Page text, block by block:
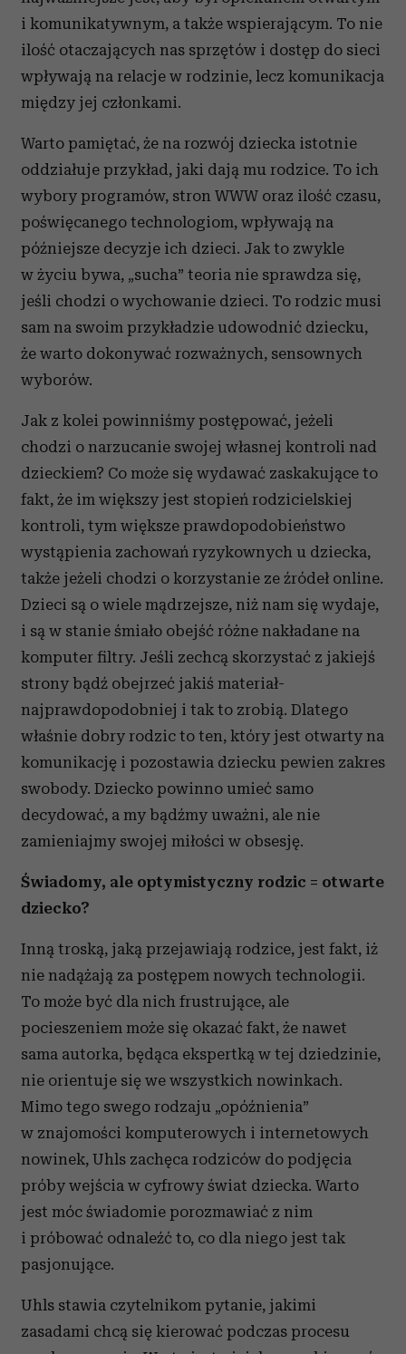
i komunikatywnym, a także wspierającym. To nie
ilość otaczających nas sprzętów i dostęp do sieci
wpływają na relacje w rodzinie, lecz komunikacja
między jej członkami.
Warto pamiętać, że na rozwój dziecka istotnie
oddziałuje przykład, jaki dają mu rodzice. To ich
wybory programów, stron WWW oraz ilość czasu,
poświęcanego technologiom, wpływają na
późniejsze decyzje ich dzieci. Jak to zwykle
w życiu bywa, „sucha” teoria nie sprawdza się,
jeśli chodzi o wychowanie dzieci. To rodzic musi
sam na swoim przykładzie udowodnić dziecku,
że warto dokonywać rozważnych, sensownych
wyborów.
Jak z kolei powinniśmy postępować, jeżeli
chodzi o narzucanie swojej własnej kontroli nad
dzieckiem? Co może się wydawać zaskakujące to
fakt, że im większy jest stopień rodzicielskiej
kontroli, tym większe prawdopodobieństwo
wystąpienia zachowań ryzykownych u dziecka,
także jeżeli chodzi o korzystanie ze źródeł online.
Dzieci są o wiele mądrzejsze, niż nam się wydaje,
i są w stanie śmiało obejść różne nakładane na
komputer filtry. Jeśli zechcą skorzystać z jakiejś
strony bądź obejrzeć jakiś materiał-
najprawdopodobniej i tak to zrobią. Dlatego
właśnie dobry rodzic to ten, który jest otwarty na
komunikację i pozostawia dziecku pewien zakres
swobody. Dziecko powinno umieć samo
decydować, a my bądźmy uważni, ale nie
zamieniajmy swojej miłości w obsesję.
Świadomy, ale optymistyczny rodzic = otwarte
dziecko?
Inną troską, jaką przejawiają rodzice, jest fakt, iż
nie nadążają za postępem nowych technologii.
To może być dla nich frustrujące, ale
pocieszeniem może się okazać fakt, że nawet
sama autorka, będąca ekspertką w tej dziedzinie,
nie orientuje się we wszystkich nowinkach.
Mimo tego swego rodzaju „opóźnienia”
w znajomości komputerowych i internetowych
nowinek, Uhls zachęca rodziców do podjęcia
próby wejścia w cyfrowy świat dziecka. Warto
jest móc świadomie porozmawiać z nim
i próbować odnaleźć to, co dla niego jest tak
pasjonujące.
Uhls stawia czytelnikom pytanie, jakimi
zasadami chcą się kierować podczas procesu